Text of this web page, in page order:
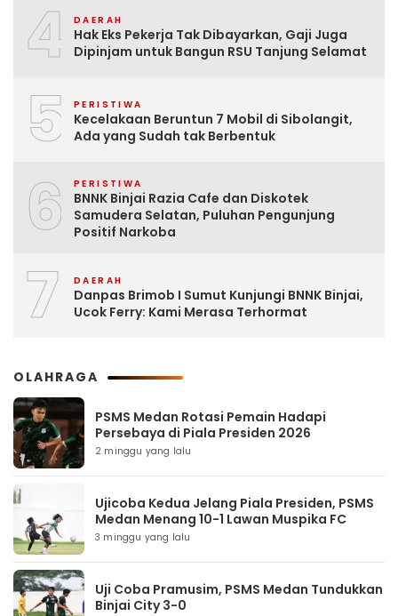
4 DAERAH
Hak Eks Pekerja Tak Dibayarkan, Gaji Juga
Dipinjam untuk Bangun RSU Tanjung Selamat
5 PERISTIWA
Kecelakaan Beruntun 7 Mobil di Sibolangit,
Ada yang Sudah tak Berbentuk
6 PERISTIWA
BNNK Binjai Razia Cafe dan Diskotek
Samudera Selatan, Puluhan Pengunjung
Positif Narkoba
7 DAERAH
Danpas Brimob I Sumut Kunjungi BNNK Binjai,
Ucok Ferry: Kami Merasa Terhormat
OLAHRAGA
PSMS Medan Rotasi Pemain Hadapi
Persebaya di Piala Presiden 2026
2 minggu yang lalu
Ujicoba Kedua Jelang Piala Presiden, PSMS
Medan Menang 10-1 Lawan Muspika FC
3 minggu yang lalu
Uji Coba Pramusim, PSMS Medan Tundukkan
Binjai City 3-0